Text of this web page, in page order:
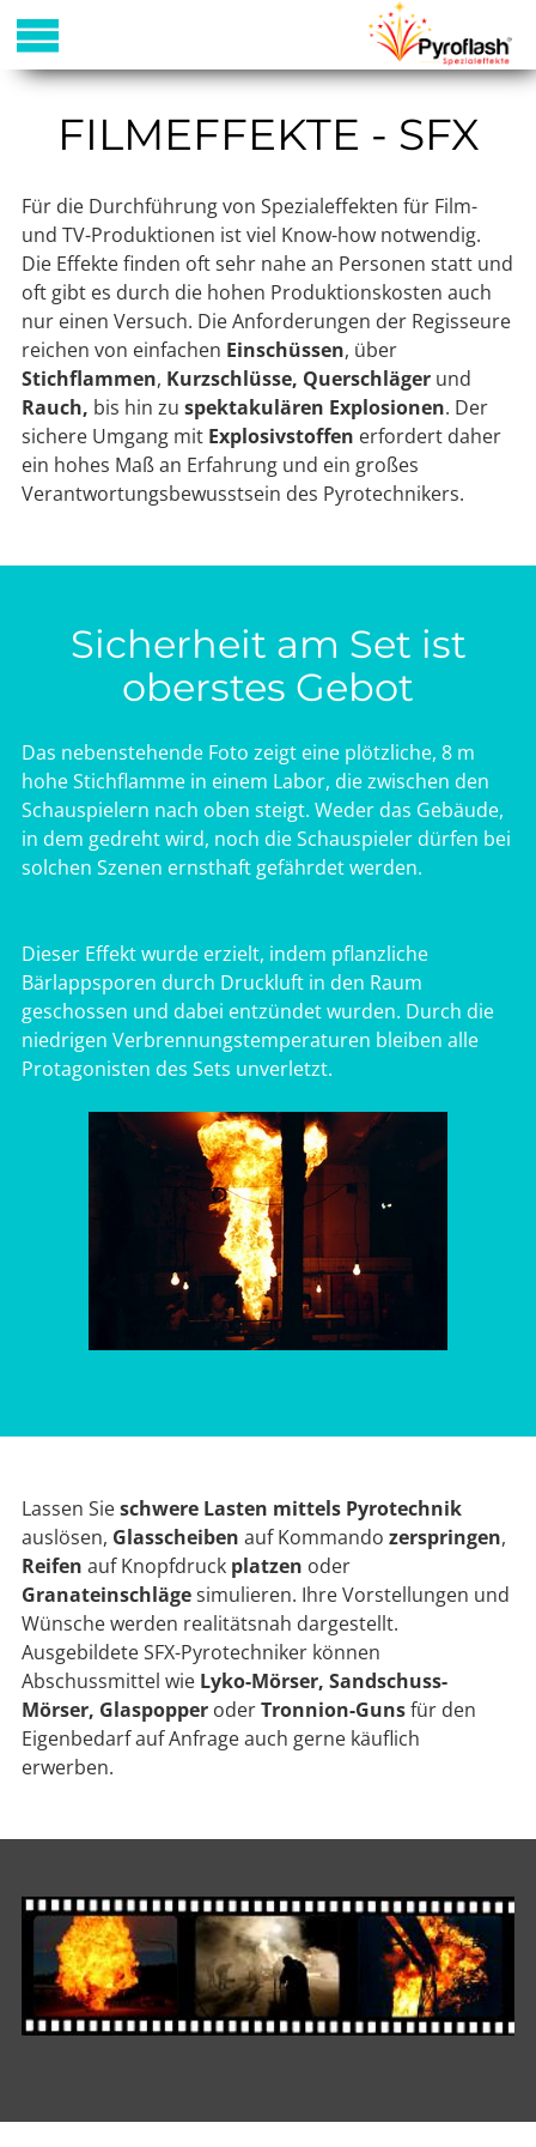
FILMEFFEKTE - SFX
Für die Durchführung von Spezialeffekten für Film-
und TV-Produktionen ist viel Know-how notwendig.
Die Effekte finden oft sehr nahe an Personen statt und
oft gibt es durch die hohen Produktionskosten auch
nur einen Versuch. Die Anforderungen der Regisseure
reichen von einfachen Einschüssen, über
Stichflammen, Kurzschlüsse, Querschläger und
Rauch, bis hin zu spektakulären Explosionen. Der
sichere Umgang mit Explosivstoffen erfordert daher
ein hohes Maß an Erfahrung und ein großes
Verantwortungsbewusstsein des Pyrotechnikers.
Sicherheit am Set ist
oberstes Gebot
Das nebenstehende Foto zeigt eine plötzliche, 8 m
hohe Stichflamme in einem Labor, die zwischen den
Schauspielern nach oben steigt. Weder das Gebäude,
in dem gedreht wird, noch die Schauspieler dürfen bei
solchen Szenen ernsthaft gefährdet werden.
Dieser Effekt wurde erzielt, indem pflanzliche
Bärlappsporen durch Druckluft in den Raum
geschossen und dabei entzündet wurden. Durch die
niedrigen Verbrennungstemperaturen bleiben alle
Protagonisten des Sets unverletzt.
Lassen Sieschwere Lasten mittels Pyrotechnik
auslösen, Glasscheiben auf Kommando zerspringen,
Reifen auf Knopfdruck platzen oder
Granateinschlägesimulieren. Ihre Vorstellungen und
Wünsche werden realitätsnah dargestellt.
Ausgebildete SFX-Pyrotechniker können
Abschussmittel wie Lyko-Mörser, Sandschuss-
Mörser, Glaspopper oderTronnion-Gunsfür den
Eigenbedarf auf Anfrage auch gerne käuflich
erwerben.